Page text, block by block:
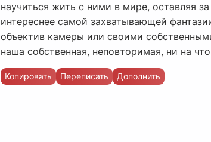
научиться жить с ними в мире, оставляя
интереснее самой захватывающей
объектив камеры или своими
наша собственная, неповторимая, ни на
Копировать Переписать Дополнить